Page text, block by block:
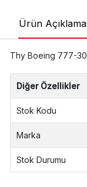
Ürün
Thy Boeing 777-
Diğer Özellikler
Stok Kodu
Marka
Stok Durumu